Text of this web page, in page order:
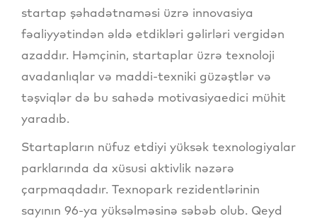
startap şəhadətnaməsi üzrə innovasiya
fəaliyyətindən əldə etdikləri gəlirləri vergidən
azaddır. Həmçinin, startaplar üzrə texnoloji
avadanlıqlar və maddi-texniki güzəştlər və
təşviqlər də bu sahədə motivasiyaedici mühit
yaradıb.
Startapların nüfuz etdiyi yüksək texnologiyalar
parklarında da xüsusi aktivlik nəzərə
çarpmaqdadır. Texnopark rezidentlərinin
sayının 96-ya yüksəlməsinə səbəb olub. Qeyd